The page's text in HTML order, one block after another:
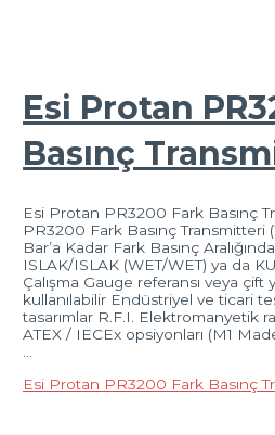
Esi Protan
Basınç
Esi Protan PR3200 Fark Basınç
PR3200 Fark Basınç Transmitteri
Bar’a Kadar Fark Basınç
ISLAK/ISLAK (WET/WET) ya da
Çalışma Gauge referansı veya
kullanılabilir Endüstriyel ve ticari
tasarımlar R.F.I. Elektromanyetik
ATEX / IECEx opsiyonları (M1
Esi Protan PR3200 Fark Basınç